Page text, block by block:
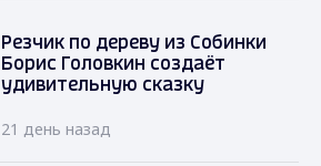
Резчик по дереву из Собинки
Борис Головкин создаёт
удивительную сказку
21 день назад